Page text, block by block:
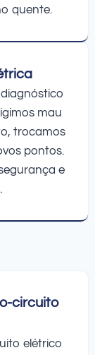
quente.
mau
trocamos
pontos.
e
circuito
elétrico